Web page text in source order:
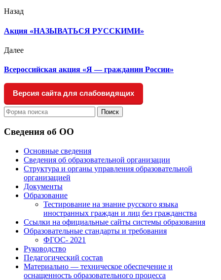
Назад
Акция «НАЗЫВАТЬСЯ РУССКИМИ»
Далее
Всероссийская акция «Я — гражданин России»
Версия сайта для слабовидящих
Поиск
Сведения об ОО
Основные сведения
Сведения об образовательной организации
Структура и органы управления образовательной
организацией
Документы
Образование
Тестирование на знание русского языка
иностранных граждан и лиц без гражданства
Ссылки на официальные сайты системы образования
Образовательные стандарты и требования
ФГОС- 2021
Руководство
Педагогический состав
Материально — техническое обеспечение и
оснащенность образовательного процесса